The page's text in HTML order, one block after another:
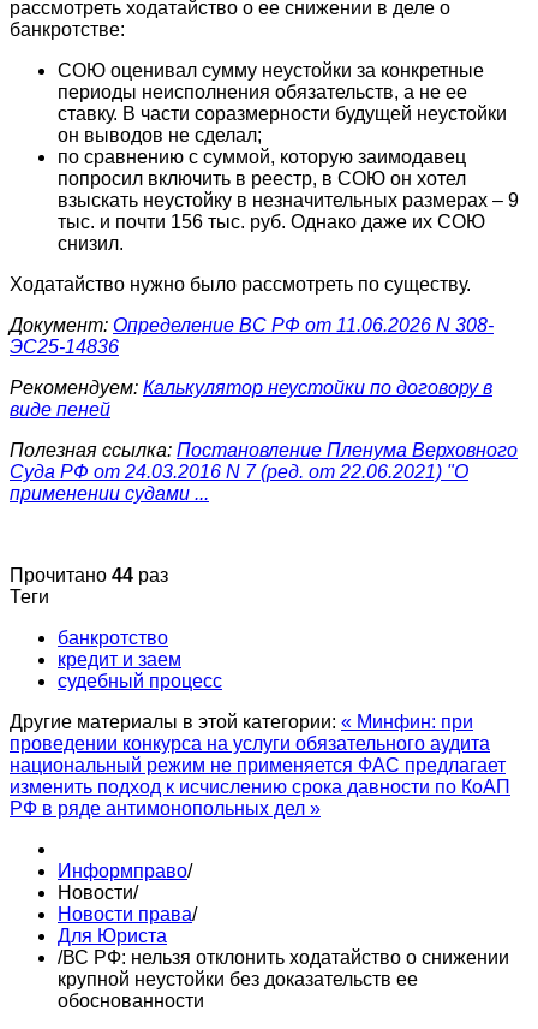
рассмотреть ходатайство о ее снижении в деле о
банкротстве:
СОЮ оценивал сумму неустойки за конкретные
периоды неисполнения обязательств, а не ее
ставку. В части соразмерности будущей неустойки
он выводов не сделал;
по сравнению с суммой, которую заимодавец
попросил включить в реестр, в СОЮ он хотел
взыскать неустойку в незначительных размерах – 9
тыс. и почти 156 тыс. руб. Однако даже их СОЮ
снизил.
Ходатайство нужно было рассмотреть по существу.
Документ: Определение ВС РФ от 11.06.2026 N 308-
ЭС25-14836
Рекомендуем: Калькулятор неустойки по договору в
виде пеней
Полезная ссылка: Постановление Пленума Верховного
Суда РФ от 24.03.2016 N 7 (ред. от 22.06.2021) "О
применении судами ...
Прочитано 44 раз
Теги
банкротство
кредит и заем
судебный процесс
Другие материалы в этой категории: « Минфин: при
проведении конкурса на услуги обязательного аудита
национальный режим не применяется ФАС предлагает
изменить подход к исчислению срока давности по КоАП
РФ в ряде антимонопольных дел »
Информправо/
Новости/
Новости права/
Для Юриста
/ВС РФ: нельзя отклонить ходатайство о снижении
крупной неустойки без доказательств ее
обоснованности